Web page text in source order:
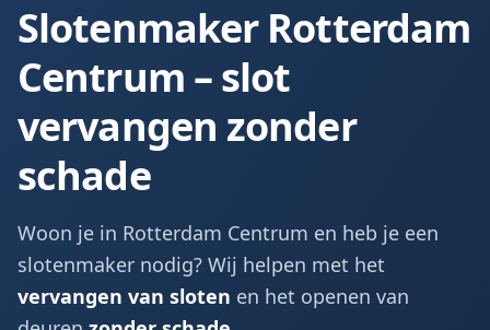
Slotenmaker Rotterdam
Centrum – slot
vervangen zonder
schade
Woon je in Rotterdam Centrum en heb je een
slotenmaker nodig? Wij helpen met het
vervangen van sloten en het openen van